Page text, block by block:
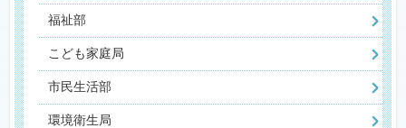
福祉部
こども家庭局
市民生活部
環境衛生局